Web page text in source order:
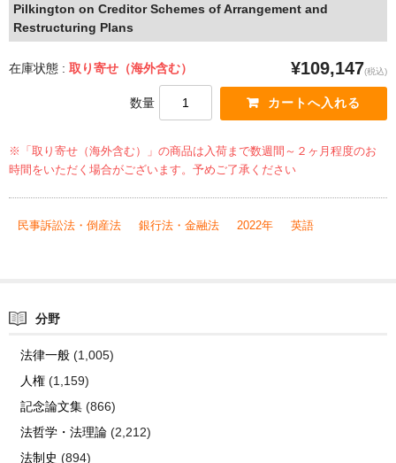
Pilkington on Creditor Schemes of Arrangement and
Restructuring Plans
在庫状態 : 取り寄せ（海外含む） ¥109,147(税込)
数量
※「取り寄せ（海外含む）」の商品は入荷まで数週間～２ヶ月程度のお
時間をいただく場合がございます。予めご了承ください
民事訴訟法・倒産法 銀行法・金融法 2022年 英語
分野
法律一般(1,005)
人権(1,159)
記念論文集(866)
法哲学・法理論(2,212)
法制史 (894)